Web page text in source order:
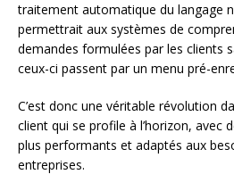
traitement automatique du langage
permettrait aux systèmes de
demandes formulées par les clients
ceux-ci passent par un menu pré-
C’est donc une véritable révolution
client qui se profile à l’horizon, avec
plus performants et adaptés aux
entreprises.